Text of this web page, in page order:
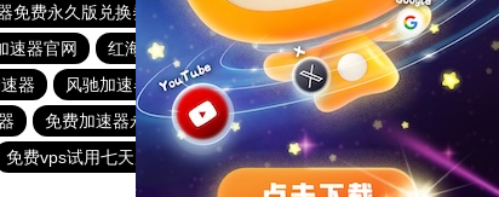
免费永久版兑换券
起飞加速器下载地址
速器官网 红海pro 快舟加速器
小火箭加速器官网
器 风驰加速器官网下载
快鸭梯子加速器
免费加速器永久免费版不用登录
下载原子加速器
免费vps试用七天风驰
快鸭加速app下载官网